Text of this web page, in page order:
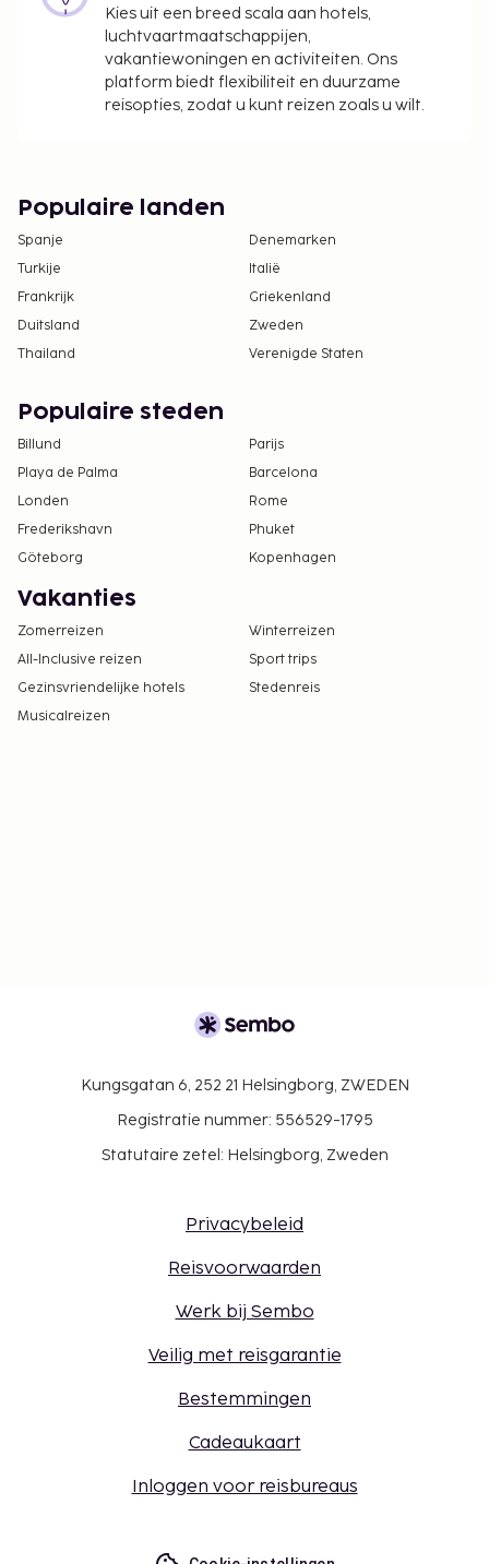
Kies uit een breed scala aan hotels,
luchtvaartmaatschappijen,
vakantiewoningen en activiteiten. Ons
platform biedt flexibiliteit en duurzame
reisopties, zodat u kunt reizen zoals u wilt.
Populaire landen
Spanje
Denemarken
Turkije
Italië
Frankrijk
Griekenland
Duitsland
Zweden
Thailand
Verenigde Staten
Populaire steden
Billund
Parijs
Playa de Palma
Barcelona
Londen
Rome
Frederikshavn
Phuket
Göteborg
Kopenhagen
Vakanties
Zomerreizen
Winterreizen
All-Inclusive reizen
Sport trips
Gezinsvriendelijke hotels
Stedenreis
Musicalreizen
Kungsgatan 6, 252 21 Helsingborg, ZWEDEN
Registratie nummer: 556529-1795
Statutaire zetel: Helsingborg, Zweden
Privacybeleid
Reisvoorwaarden
Werk bij Sembo
Veilig met reisgarantie
Bestemmingen
Cadeaukaart
Inloggen voor reisbureaus